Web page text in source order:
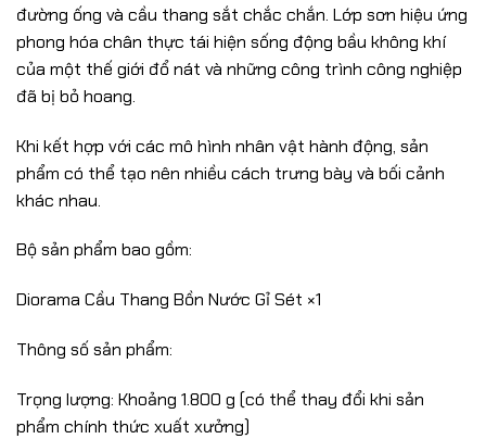
đường ống và cầu thang sắt chắc chắn. Lớp sơn hiệu ứng
phong hóa chân thực tái hiện sống động bầu không khí
của một thế giới đổ nát và những công trình công nghiệp
đã bị bỏ hoang.
Khi kết hợp với các mô hình nhân vật hành động, sản
phẩm có thể tạo nên nhiều cách trưng bày và bối cảnh
khác nhau.
Bộ sản phẩm bao gồm:
Diorama Cầu Thang Bồn Nước Gỉ Sét ×1
Thông số sản phẩm:
Trọng lượng: Khoảng 1.800 g (có thể thay đổi khi sản
phẩm chính thức xuất xưởng)